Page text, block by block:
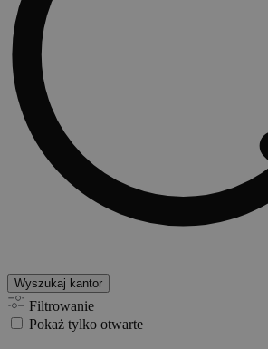
Wyszukaj kantor
Filtrowanie
Pokaż tylko otwarte